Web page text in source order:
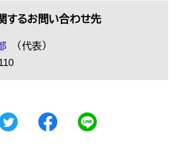
するお問い合わせ先
（代表）